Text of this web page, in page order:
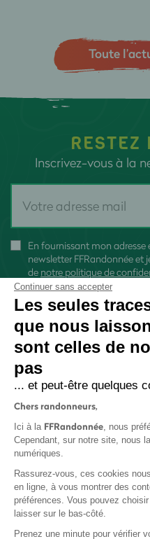
Toute
RESTEZ
Inscrivez-vous à la
En fournissant mon adresse
newsletter FFRandonnée et
de notre politique de
Politique
Continuer sans accepter
Les seules
que nous
sont celles de
pas
... et peut-être quelques
Chers randonneurs,
Ici à la FFRandonnée, nous
Cependant, sur notre site, nous
numériques.
Rassurez-vous, ces cookies
en ligne, à vous montrer des
préférences. Vous pouvez
laisser sur le bas-côté.
Prenez une minute pour vérifier